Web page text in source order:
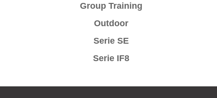
Group Training
Outdoor
Serie SE
Serie IF8